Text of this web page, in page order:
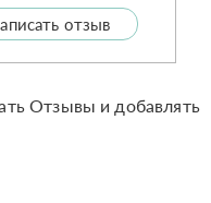
отзыв
Отзывы и добавлять